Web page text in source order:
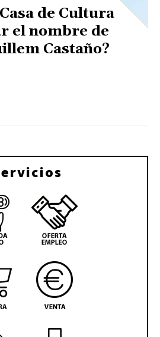
de Cultura
el nombre de
Castaño?